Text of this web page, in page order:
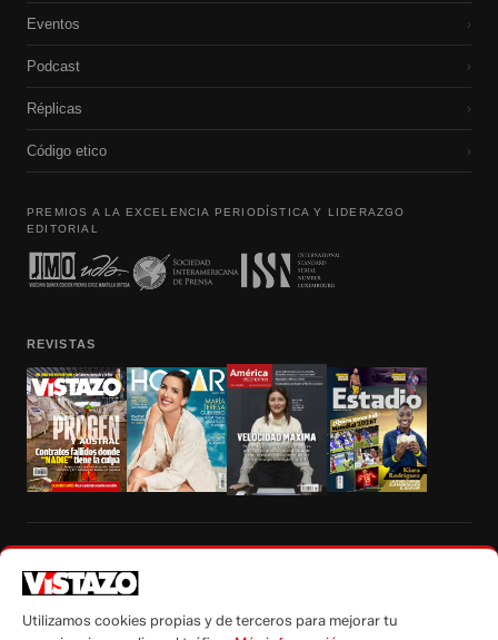
Eventos ›
Podcast ›
Réplicas ›
Código etico ›
PREMIOS A LA EXCELENCIA PERIODÍSTICA Y LIDERAZGO
EDITORIAL
REVISTAS
autorización escrita de su titular, de todos los contenidos de Vistazo.com.
Utilizamos cookies propias y de terceros para mejorar tu